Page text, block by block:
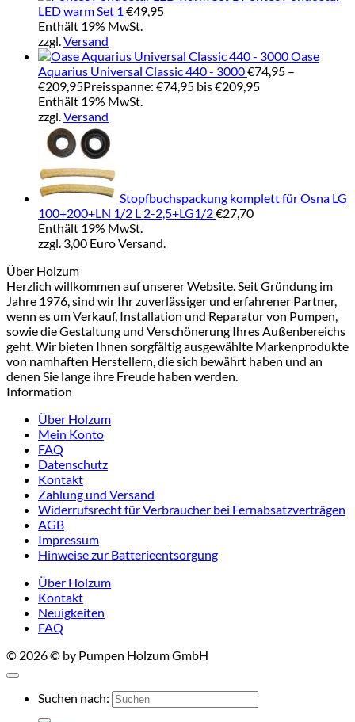
LED warm Set 1 €49,95
Enthält 19% MwSt.
zzgl.Versand
Oase
Aquarius Universal Classic 440 - 3000€74,95 –
€209,95Preisspanne: €74,95 bis €209,95
Enthält 19% MwSt.
zzgl.Versand
Stopfbuchspackung komplett für Osna LG
100+200+LN 1/2 L 2-2,5+LG1/2€27,70
Enthält 19% MwSt.
zzgl. 3,00 Euro Versand.
Über Holzum
Herzlich willkommen auf unserer Website. Seit Gründung im
Jahre 1976, sind wir Ihr zuverlässiger und erfahrener Partner,
wenn es um Verkauf, Installation und Reparatur von Pumpen,
sowie die Gestaltung und Verschönerung Ihres Außenbereichs
geht. Wir bieten Ihnen sorgfältig ausgewählte Markenprodukte
von namhaften Herstellern, die sich bewährt haben und an
denen Sie lange ihre Freude haben werden.
Information
Über Holzum
Mein Konto
FAQ
Datenschutz
Kontakt
Zahlung und Versand
Widerrufsrecht für Verbraucher bei Fernabsatzverträgen
AGB
Impressum
Hinweise zur Batterieentsorgung
Über Holzum
Kontakt
Neuigkeiten
FAQ
© 2026 © by Pumpen Holzum GmbH
Suchen nach: